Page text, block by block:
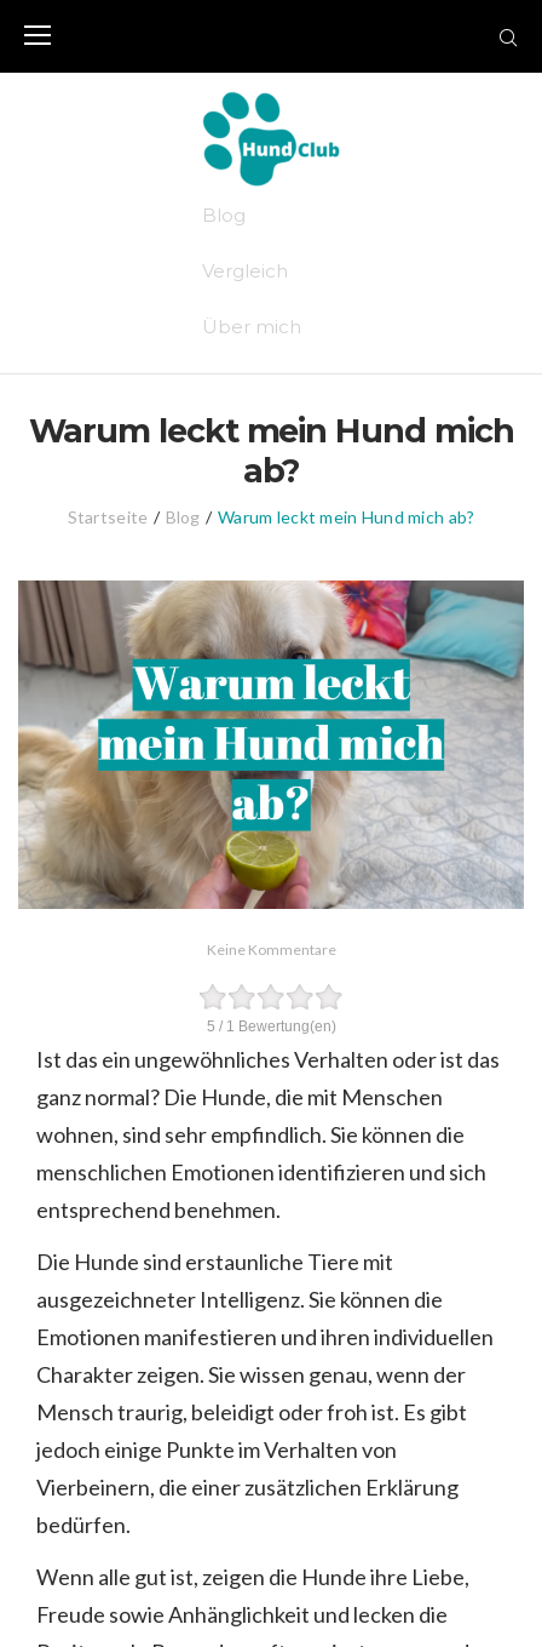
Blog
Vergleich
Über mich
Warum leckt mein Hund mich
ab?
Startseite / Blog / Warum leckt mein Hund mich ab?
Keine Kommentare
5 / 1 Bewertung(en)
Ist das ein ungewöhnliches Verhalten oder ist das
ganz normal? Die Hunde, die mit Menschen
wohnen, sind sehr empfindlich. Sie können die
menschlichen Emotionen identifizieren und sich
entsprechend benehmen.
Die Hunde sind erstaunliche Tiere mit
ausgezeichneter Intelligenz. Sie können die
Emotionen manifestieren und ihren individuellen
Charakter zeigen. Sie wissen genau, wenn der
Mensch traurig, beleidigt oder froh ist. Es gibt
jedoch einige Punkte im Verhalten von
Vierbeinern, die einer zusätzlichen Erklärung
bedürfen.
Wenn alle gut ist, zeigen die Hunde ihre Liebe,
Freude sowie Anhänglichkeit und lecken die